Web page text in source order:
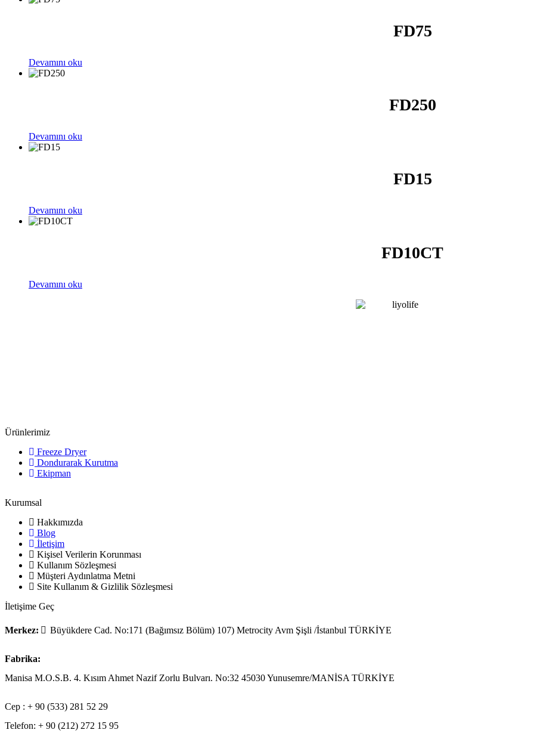
FD75
Devamını oku
FD250
Devamını oku
FD15
Devamını oku
FD10CT
Devamını oku
Ürünlerimiz
Freeze Dryer
Dondurarak Kurutma
Ekipman
Kurumsal
Hakkımızda
Blog
İletişim
Kişisel Verilerin Korunması
Kullanım Sözleşmesi
Müşteri Aydınlatma Metni
Site Kullanım & Gizlilik Sözleşmesi
İletişime Geç
Merkez: Büyükdere Cad. No:171 (Bağımsız Bölüm) 107) Metrocity Avm Şişli /İstanbul TÜRKİYE
Fabrika:
Manisa M.O.S.B. 4. Kısım Ahmet Nazif Zorlu Bulvarı. No:32 45030 Yunusemre/MANİSA TÜRKİYE
Cep : + 90 (533) 281 52 29
Telefon: + 90 (212) 272 15 95